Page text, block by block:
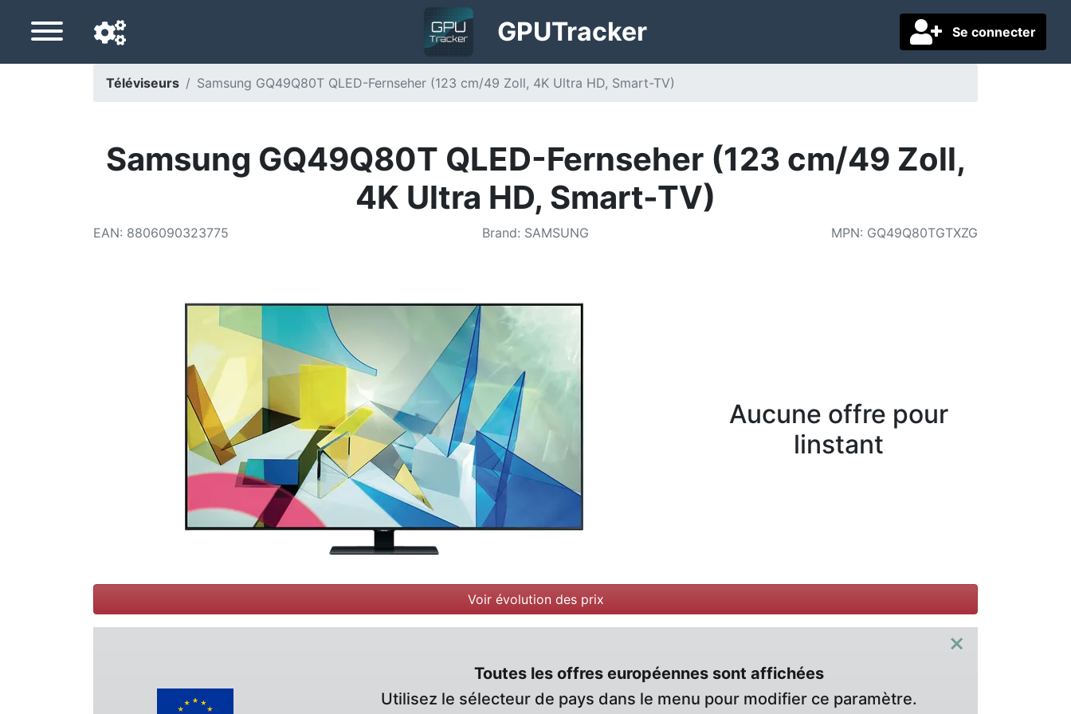
Se connecter
GPUTracker
Pays de livraison
Téléviseurs Samsung GQ49Q80T QLED-Fernseher (123 cm/49 Zoll, 4K Ultra HD, Smart-TV)
Samsung GQ49Q80T QLED-Fernseher (123 cm/49 Zoll,
4K Ultra HD, Smart-TV)
EAN: 8806090323775 Brand: SAMSUNG MPN: GQ49Q80TGTXZG
Aucune offre pour
linstant
Voir évolution des prix
×
Toutes les offres européennes sont affichées
Utilisez le sélecteur de pays dans le menu pour modifier ce paramètre.